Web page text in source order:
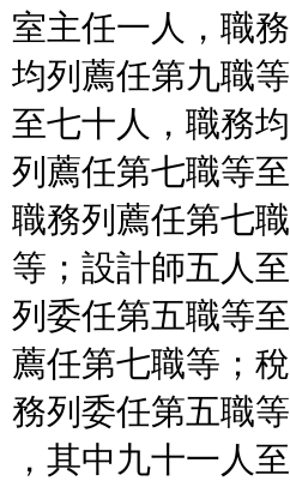
室主任一人，職務
均列薦任第九職
至七十人，職務均
列薦任第七職等
職務列薦任第七職
等；設計師五人
列委任第五職等至
薦任第七職等；
務列委任第五職等
，其中九十一人